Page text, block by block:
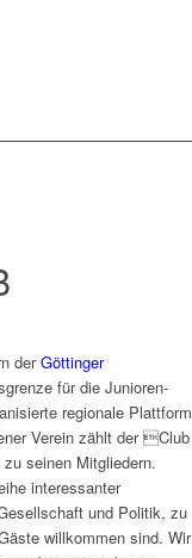
derGöttinger
für die Junioren-
regionale Plattform
Verein zählt der Club
seinen Mitgliedern.
interessanter
und Politik, zu
willkommen sind. Wir